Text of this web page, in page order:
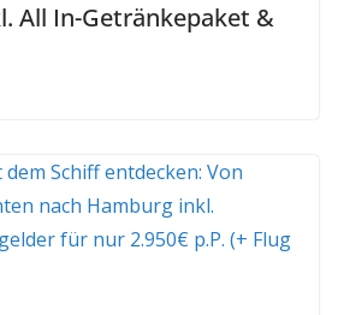
All In-Getränkepaket &